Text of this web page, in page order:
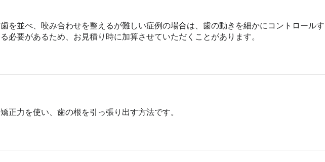
歯を並べ、咬み合わせを整えるが難しい症例の場合は、歯の動きを細かにコントロールす
る必要があるため、お見積り時に加算させていただくことがあります。
矯正力を使い、歯の根を引っ張り出す方法です。